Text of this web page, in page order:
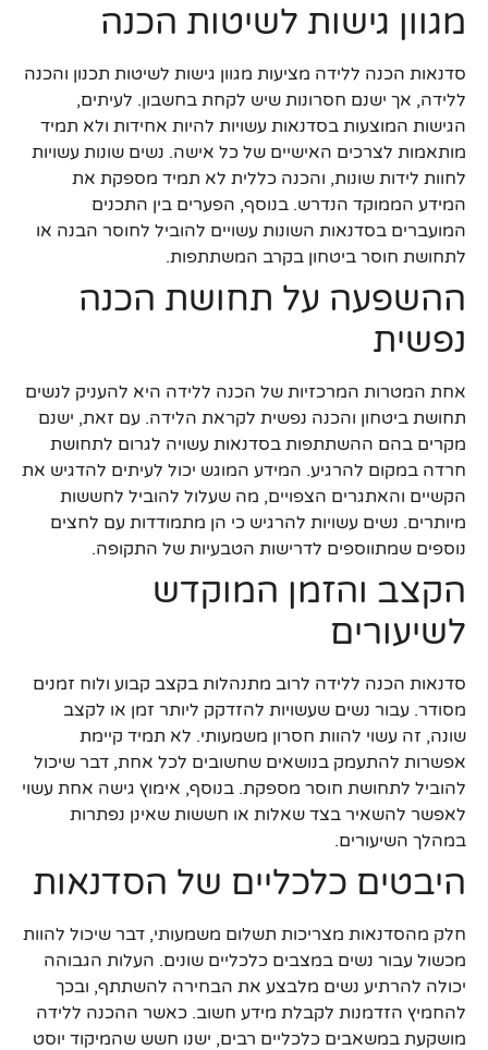
מגוון גישות לשיטות הכנה
סדנאות הכנה ללידה מציעות מגוון גישות לשיטות תכנון והכנה
ללידה, אך ישנם חסרונות שיש לקחת בחשבון. לעיתים,
הגישות המוצעות בסדנאות עשויות להיות אחידות ולא תמיד
מותאמות לצרכים האישיים של כל אישה. נשים שונות עשויות
לחוות לידות שונות, והכנה כללית לא תמיד מספקת את
המידע הממוקד הנדרש. בנוסף, הפערים בין התכנים
המועברים בסדנאות השונות עשויים להוביל לחוסר הבנה או
לתחושת חוסר ביטחון בקרב המשתתפות.
ההשפעה על תחושת הכנה
נפשית
אחת המטרות המרכזיות של הכנה ללידה היא להעניק לנשים
תחושת ביטחון והכנה נפשית לקראת הלידה. עם זאת, ישנם
מקרים בהם ההשתתפות בסדנאות עשויה לגרום לתחושת
חרדה במקום להרגיע. המידע המוגש יכול לעיתים להדגיש את
הקשיים והאתגרים הצפויים, מה שעלול להוביל לחששות
מיותרים. נשים עשויות להרגיש כי הן מתמודדות עם לחצים
נוספים שמתווספים לדרישות הטבעיות של התקופה.
הקצב והזמן המוקדש
לשיעורים
סדנאות הכנה ללידה לרוב מתנהלות בקצב קבוע ולוח זמנים
מסודר. עבור נשים שעשויות להזדקק ליותר זמן או לקצב
שונה, זה עשוי להוות חסרון משמעותי. לא תמיד קיימת
אפשרות להתעמק בנושאים שחשובים לכל אחת, דבר שיכול
להוביל לתחושת חוסר מספקת. בנוסף, אימוץ גישה אחת עשוי
לאפשר להשאיר בצד שאלות או חששות שאינן נפתרות
במהלך השיעורים.
היבטים כלכליים של הסדנאות
חלק מהסדנאות מצריכות תשלום משמעותי, דבר שיכול להוות
מכשול עבור נשים במצבים כלכליים שונים. העלות הגבוהה
יכולה להרתיע נשים מלבצע את הבחירה להשתתף, ובכך
להחמיץ הזדמנות לקבלת מידע חשוב. כאשר ההכנה ללידה
מושקעת במשאבים כלכליים רבים, ישנו חשש שהמיקוד יוסט